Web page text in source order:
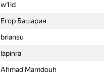
w1ld
Егор Башарин
briansu
lapinra
Ahmad Mamdouh
yushkevichaleks
Michael Levin
Ne0n25
GeometryContest